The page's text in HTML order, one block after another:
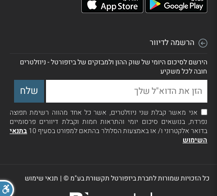
הרשמה לדיוור
הירשם לסיכום היומי של שוק ההון ולמבזקים של ביזפורטל - ניוזלטרים
חובה לכל משקיע
אני מאשר קבלת שני ניוזלטרים, אשר כל אחד מהווה רשימת תפוצה
נפרדת, בנושאים סיכום יומי והתראות חמות וקבלת דיוורים פרסומיים
בדואר אלקטרוני ו/ או באמצעות הסלולר בהתאם למפורט בסעיף 10
בתנאי
השימוש
כל הזכויות שמורות לחברת ביזפורטל תקשורת בע"מ ©| תנאי שימוש